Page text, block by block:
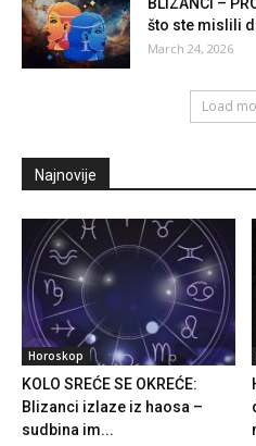
što ste mislili
March 24, 2026
Load
Najnovije
Horoskop
KOLO SREĆE SE OKREĆE:
Blizanci izlaze iz haosa –
sudbina im...